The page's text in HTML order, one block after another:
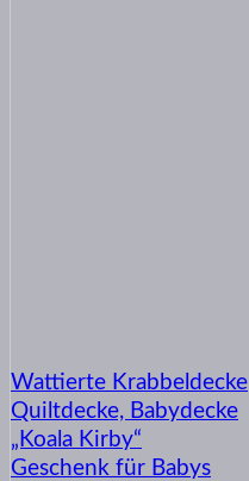
Wattierte Krabbeldecke
Quiltdecke, Babydecke
„Koala Kirby“
Geschenk für Babys